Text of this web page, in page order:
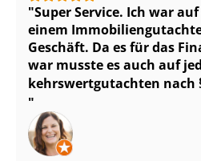
Super Service. Ich war
einem
Geschäft. Da es für das
war musste es auch auf
kehrs­wert­gut­ach­ten nach